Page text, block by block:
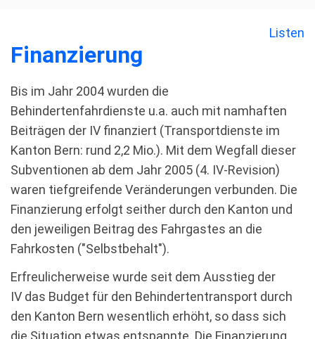
Listen
Finanzierung
Bis im Jahr 2004 wurden die
Behindertenfahrdienste u.a. auch mit namhaften
Beiträgen der IV finanziert (Transportdienste im
Kanton Bern: rund 2,2 Mio.). Mit dem Wegfall dieser
Subventionen ab dem Jahr 2005 (4. IV-Revision)
waren tiefgreifende Veränderungen verbunden. Die
Finanzierung erfolgt seither durch den Kanton und
den jeweiligen Beitrag des Fahrgastes an die
Fahrkosten ("Selbstbehalt").
Erfreulicherweise wurde seit dem Ausstieg der
IV das Budget für den Behindertentransport durch
den Kanton Bern wesentlich erhöht, so dass sich
die Situation etwas entspannte. Die Finanzierung